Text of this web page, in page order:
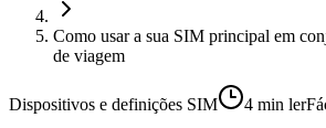
Como usar a sua SIM principal em
de viagem
Dispositivos e definições SIM 4 min ler